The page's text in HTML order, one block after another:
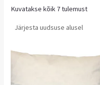
Kuvatakse kõik 7 tulemust